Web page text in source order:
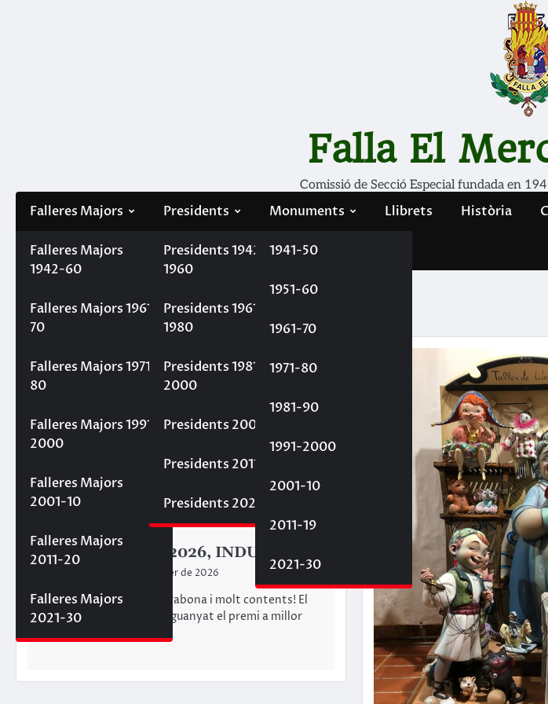
Falla El
Comissió de Secció Especial fundada en
Falleres Majors
Falleres Majors
1942-60
Falleres Majors 1961-
70
Falleres Majors 1971-
80
Falleres Majors 1991-
2000
Falleres Majors
2001-10
Falleres Majors
2011-20
Falleres Majors
2021-30
Presidents
Presidents 1942-
1960
Presidents 1961-
1980
Presidents 1981-
2000
Presidents 2001-10
Presidents 2011-20
Presidents 2021-30
Monuments
1941-50
1951-60
1961-70
1971-80
1981-90
1991-2000
2001-10
2011-19
2021-30
Llibrets Història
Filà Mercaders
Etiqueta:Ninot Indultat
EXPOSICIÓ DEL NINOT
El Ninot infantil 2026, INDULTAT!!!!
26 de febrer de 2026
Al Mercat, estem d’enhorabona i molt contents! El
nostre ninot infantil, ha guanyat el premi a millor